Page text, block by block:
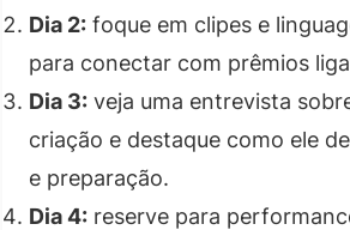
Dia 2: foque em clipes e
para conectar com prêmios
Dia 3: veja uma entrevista
criação e destaque como ele
e preparação.
Dia 4: reserve para